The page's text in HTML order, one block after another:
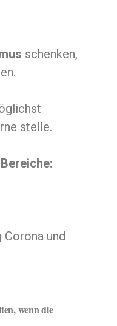
schenken,
stelle.
und
wenn die